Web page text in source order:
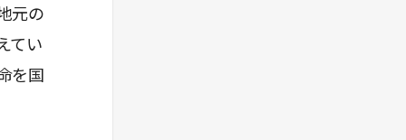
元の
てい
を国